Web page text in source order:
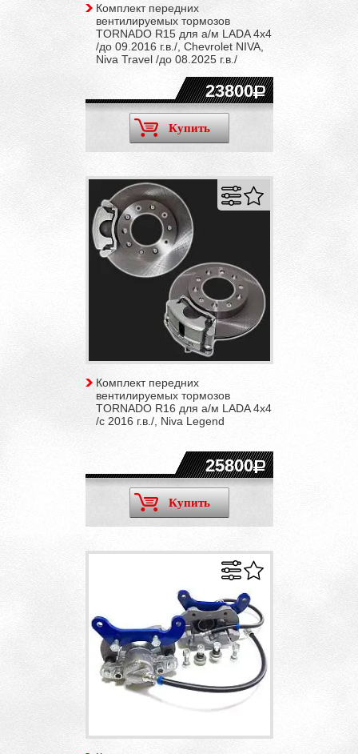
Комплект передних
вентилируемых тормозов
TORNADO R15 для а/м LADA 4x4
/до 09.2016 г.в./, Chevrolet NIVA,
Niva Travel /до 08.2025 г.в./
23800
Купить
Комплект передних
вентилируемых тормозов
TORNADO R16 для а/м LADA 4x4
/с 2016 г.в./, Niva Legend
25800
Купить